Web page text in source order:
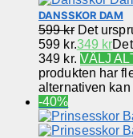
DANSSKOR DAM
599kr Det
599 kr.349 kr
349 kr. VÄLJ
produkten har
alternativen
-40%